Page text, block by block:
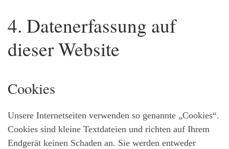
4. Datenerfassung auf
dieser Website
Cookies
Unsere Internetseiten verwenden so genannte „Cookies“.
Cookies sind kleine Textdateien und richten auf Ihrem
Endgerät keinen Schaden an. Sie werden entweder